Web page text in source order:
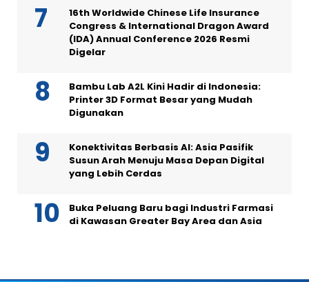
16th Worldwide Chinese Life Insurance
Congress & International Dragon Award
(IDA) Annual Conference 2026 Resmi
Digelar
Bambu Lab A2L Kini Hadir di Indonesia:
Printer 3D Format Besar yang Mudah
Digunakan
Konektivitas Berbasis AI: Asia Pasifik
Susun Arah Menuju Masa Depan Digital
yang Lebih Cerdas
Buka Peluang Baru bagi Industri Farmasi
di Kawasan Greater Bay Area dan Asia